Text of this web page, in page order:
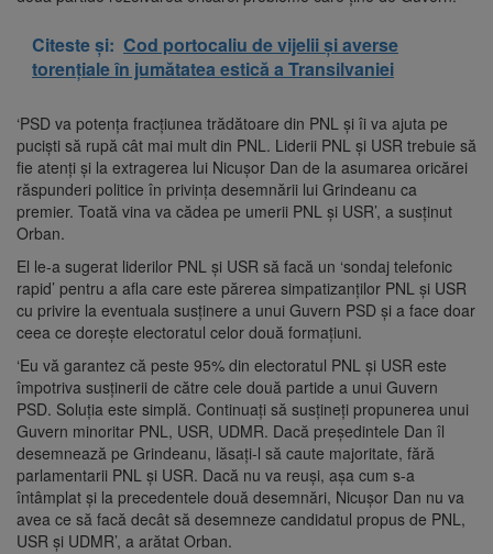
Citeste și: Cod portocaliu de vijelii și averse
torențiale în jumătatea estică a Transilvaniei
‘PSD va potența fracțiunea trădătoare din PNL și îi va ajuta pe
puciști să rupă cât mai mult din PNL. Liderii PNL și USR trebuie să
fie atenți și la extragerea lui Nicușor Dan de la asumarea oricărei
răspunderi politice în privința desemnării lui Grindeanu ca
premier. Toată vina va cădea pe umerii PNL și USR’, a susținut
Orban.
El le-a sugerat liderilor PNL și USR să facă un ‘sondaj telefonic
rapid’ pentru a afla care este părerea simpatizanților PNL și USR
cu privire la eventuala susținere a unui Guvern PSD și a face doar
ceea ce dorește electoratul celor două formațiuni.
‘Eu vă garantez că peste 95% din electoratul PNL și USR este
împotriva susținerii de către cele două partide a unui Guvern
PSD. Soluția este simplă. Continuați să susțineți propunerea unui
Guvern minoritar PNL, USR, UDMR. Dacă președintele Dan îl
desemnează pe Grindeanu, lăsați-l să caute majoritate, fără
parlamentarii PNL și USR. Dacă nu va reuși, așa cum s-a
întâmplat și la precedentele două desemnări, Nicușor Dan nu va
avea ce să facă decât să desemneze candidatul propus de PNL,
USR și UDMR’, a arătat Orban.